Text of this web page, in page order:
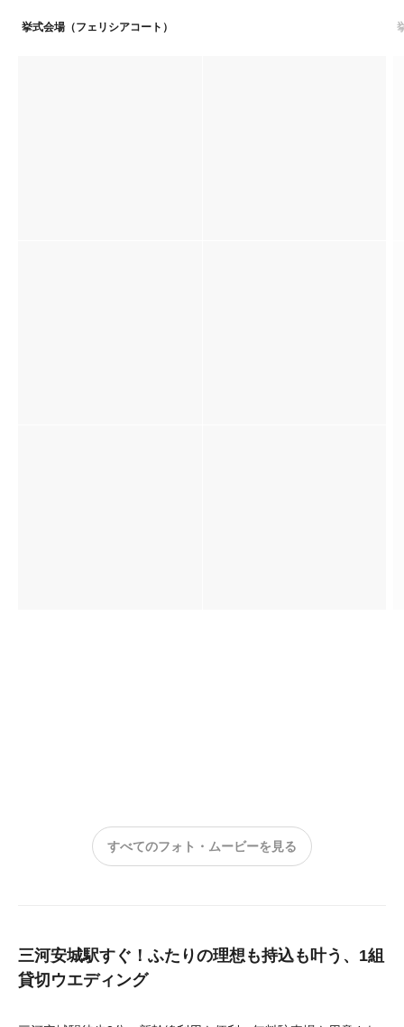
挙式会場（フェリシアコート）
すべてのフォト・ムービーを見る
三河安城駅すぐ！ふたりの理想も持込も叶う、1組
貸切ウエディング